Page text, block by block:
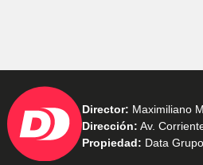
Director: Maximiliano
Dirección: Av.
Propiedad: Data